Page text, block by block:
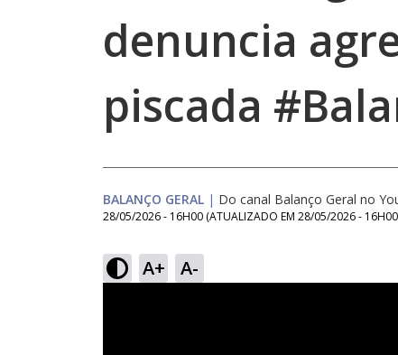
denuncia
piscada
BALANÇO GERAL | Do canal Balanço Geral no
28/05/2026 - 16H00 (ATUALIZADO EM 28/05/2026 - 16H00
A+ A-